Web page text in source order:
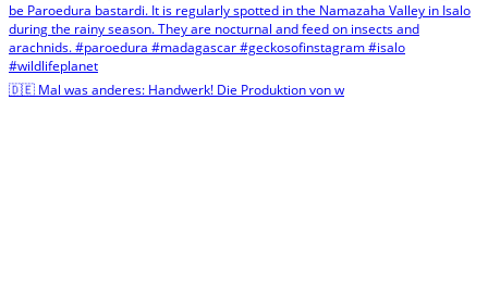
🇩🇪 Mal was anderes: Handwerk! Die Produktion von w